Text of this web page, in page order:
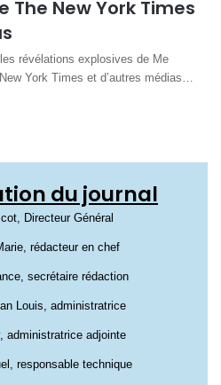
New York Times
révélations explosives de Me
York Times et d’autres médias…
du journal
Directeur Général
rédacteur en chef
secrétaire rédaction
Louis, administratrice
administratrice adjointe
responsable technique